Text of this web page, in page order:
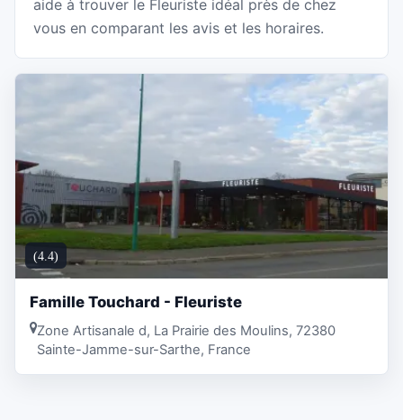
aide à trouver le Fleuriste idéal près de chez
vous en comparant les avis et les horaires.
(4.4)
Famille Touchard - Fleuriste
Zone Artisanale d, La Prairie des Moulins, 72380
Sainte-Jamme-sur-Sarthe, France